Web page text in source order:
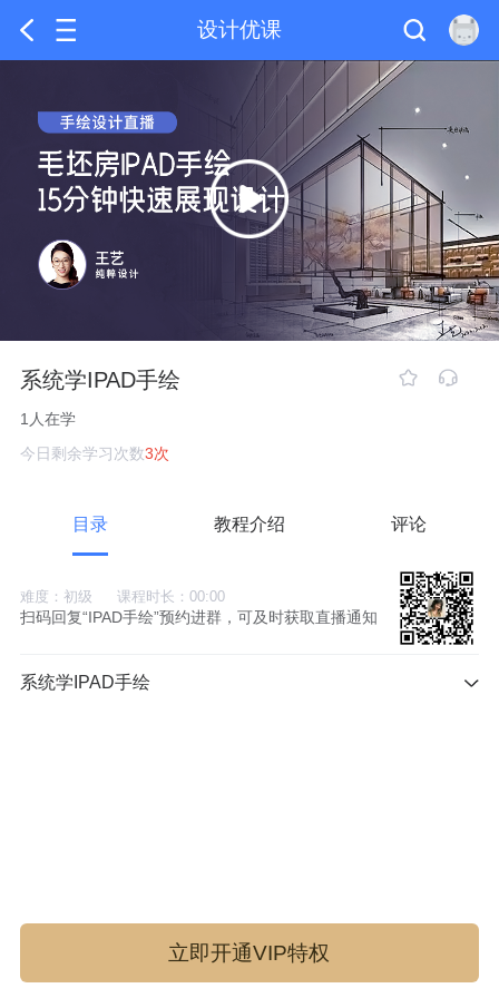
设计优课
系统学IPAD手绘
1人在学
今日剩余学习次数3次
目录 教程介绍 评论
难度：初级 课程时长：00:00
扫码回复“IPAD手绘”预约进群，可及时获取直播通知
系统学IPAD手绘
立即开通VIP特权